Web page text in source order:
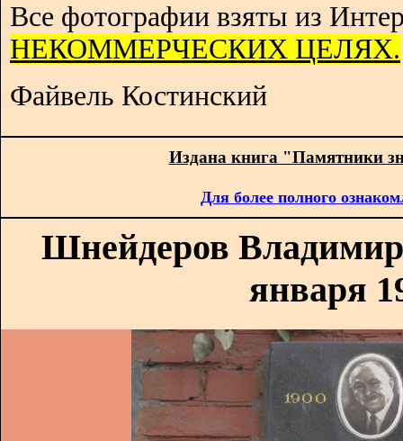
Все фотографии взяты из
НЕКОММЕРЧЕСКИХ ЦЕЛЯХ.
Файвель Костинский
Издана книга "Памятники
Для более полного
Шнейдеров Владимир
января